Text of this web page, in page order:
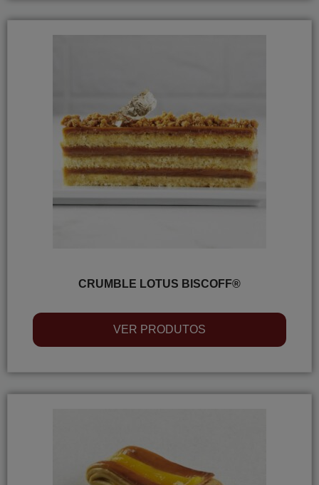
CRUMBLE LOTUS BISCOFF®
VER PRODUTOS